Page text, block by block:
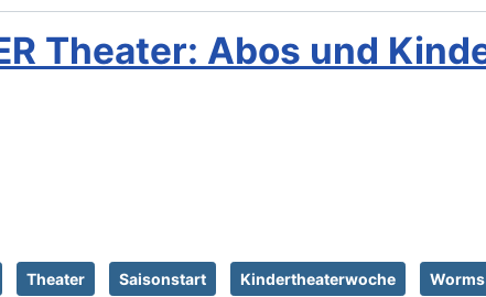
Theater: Abos und
Theater Saisonstart Kindertheaterwoche Worms